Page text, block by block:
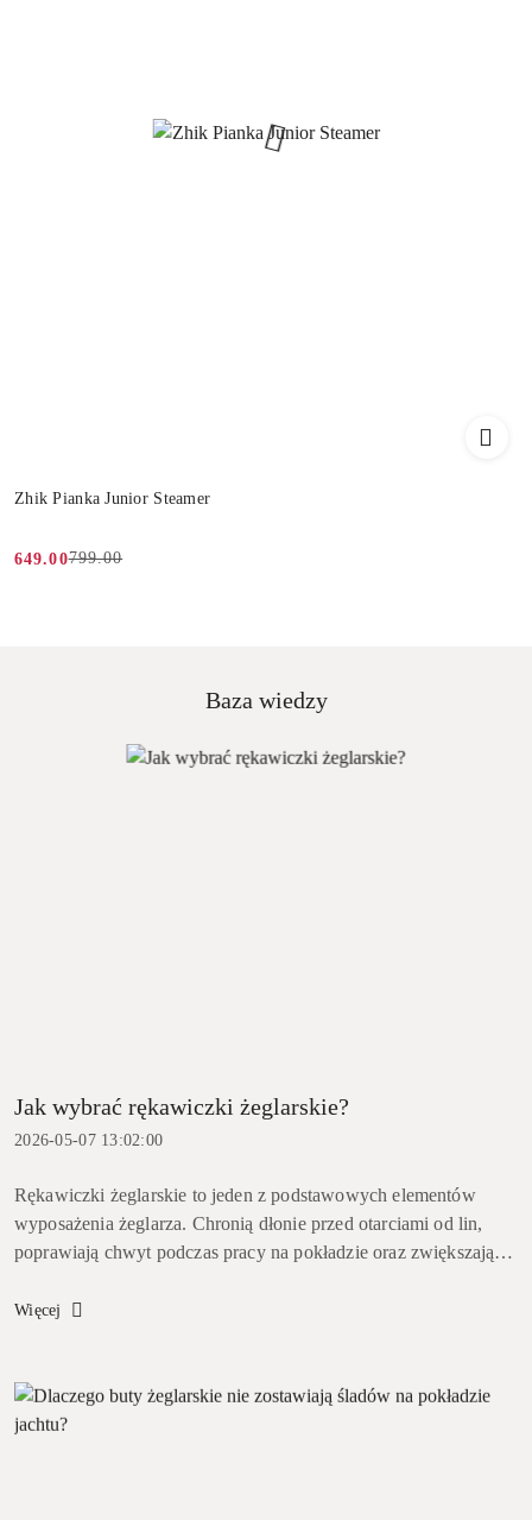
Zhik Pianka Junior Steamer
Cena
649.00
Cena
799.00
Baza wiedzy
Jak wybrać rękawiczki żeglarskie?
2026-05-07 13:02:00
Rękawiczki żeglarskie to jeden z podstawowych elementów
wyposażenia żeglarza. Chronią dłonie przed otarciami od lin,
poprawiają chwyt podczas pracy na pokładzie oraz zwiększają
modelu ...
Więcej